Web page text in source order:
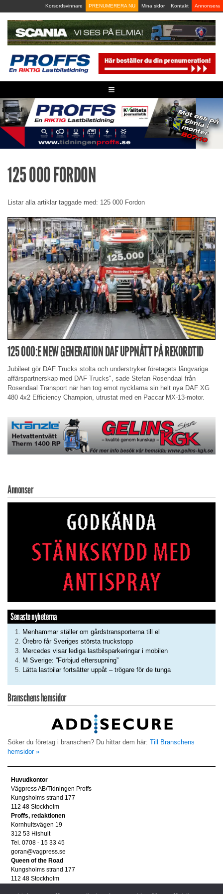
to
content
Korsordsvinnare PRENUMERERA NU Mina sidor Kontakt Annonsera
≡
125 000 FORDON
Listar alla artiklar taggade med: 125 000 Fordon
125 000:E NEW GENERATION DAF UPPNÅTT PÅ REKORDTID
Jubileet gör DAF Trucks stolta och understryker företagets långvariga
affärspartnerskap med DAF Trucks", sade Stefan Rosendaal från
Rosendaal Transport när han tog emot nycklarna sin helt nya DAF XG
480 4x2 Efficiency Champion, utrustat med en Paccar MX-13-motor.
Annonser
Senaste nyheterna
Menhammar ställer om gårdstransporterna till el
Örebro får Sveriges största truckstopp
Mercedes visar lediga lastbilsparkeringar i mobilen
M Sverige: ”Förbjud eftersupning”
Lätta lastbilar fortsätter uppåt – trögare för de tunga
Branschens hemsidor
Söker du företag i branschen? Du hittar dem här: Till Branschens
hemsidor »
Huvudkontor
Vägpress AB/Tidningen Proffs
Kungsholms strand 177
112 48 Stockholm
Proffs, redaktionen
Kornhultsvägen 19
312 53 Hishult
Tel. 0708 - 15 33 45
goran@vagpress.se
Queen of the Road
Kungsholms strand 177
112 48 Stockholm